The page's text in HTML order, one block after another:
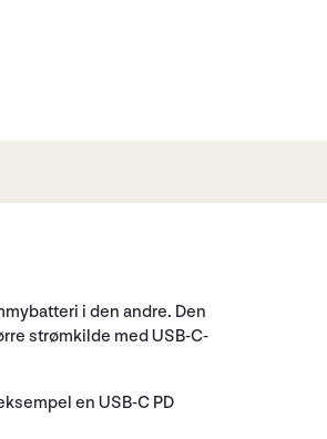
i den andre. Den
strømkilde med USB-C-
en USB-C PD